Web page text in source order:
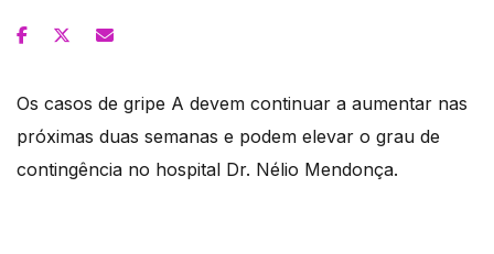
Os casos de gripe A devem continuar a aumentar nas
próximas duas semanas e podem elevar o grau de
contingência no hospital Dr. Nélio Mendonça.